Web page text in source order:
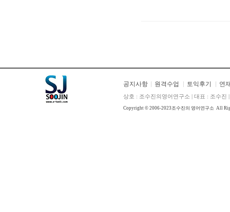
공지사항 원격수업 토익후기 연
상호 : 조수진의영어연구소 | 대표 : 조수진
Copyright © 2006-2023 조수진의 영어연구소 All